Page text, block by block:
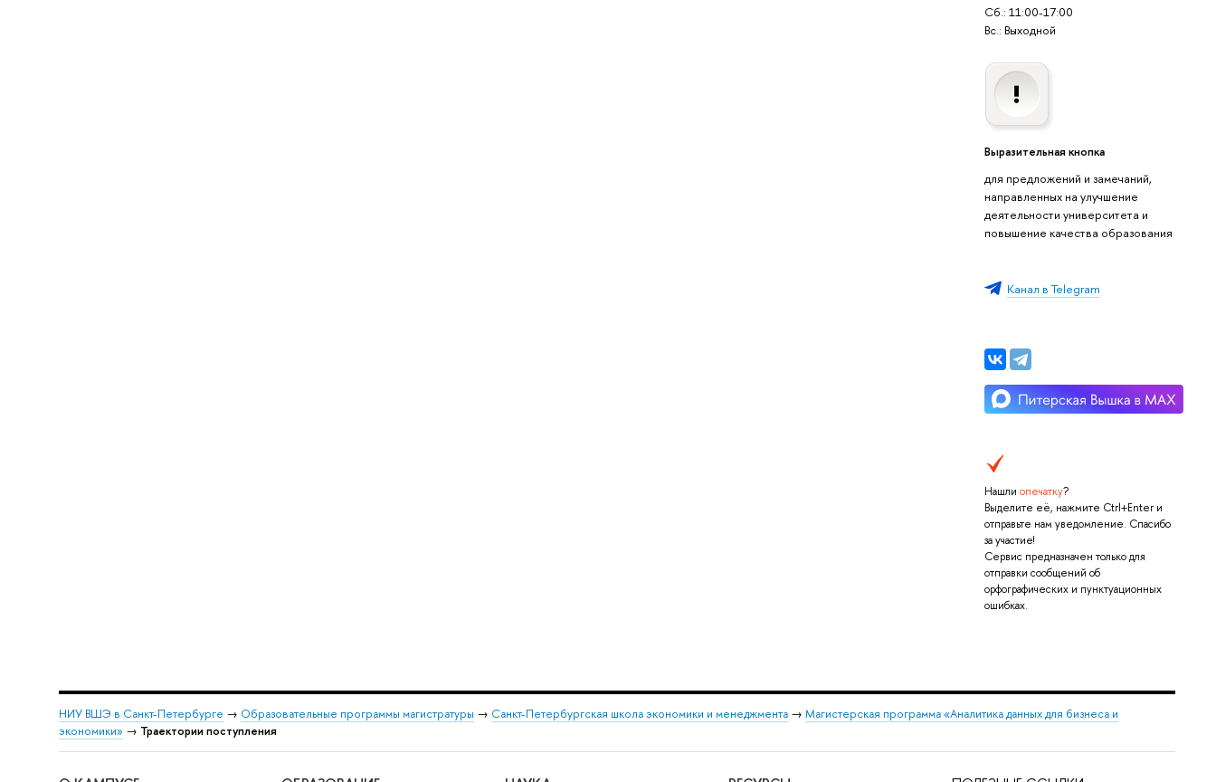
Сб.: 11:00-17:00
Вс.: Выходной
Выразительная кнопка
для предложений и замечаний,
направленных на улучшение
деятельности университета и
повышение качества образования
Канал в Telegram
Нашли опечатку?
Выделите её, нажмите Ctrl+Enter и
отправьте нам уведомление. Спасибо
за участие!
Сервис предназначен только для
отправки сообщений об
орфографических и пунктуационных
ошибках.
НИУ ВШЭ в Санкт-Петербурге → Образовательные программы магистратуры → Санкт-Петербургская школа экономики и менеджмента→ Магистерская программа «Аналитика данных для бизнеса и
экономики» → Траектории поступления